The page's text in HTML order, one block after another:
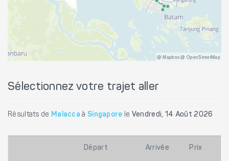
@ Mapbox @ OpenStreetMap
Sélectionnez votre trajet aller
Résultats de Malacca à Singapore le Vendredi, 14 Août 2026
Départ Arrivée Prix